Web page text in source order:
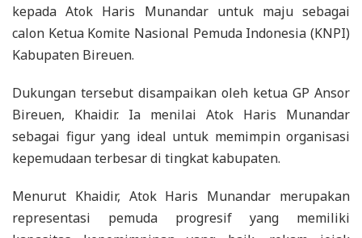
kepada Atok Haris Munandar untuk maju sebagai
calon Ketua Komite Nasional Pemuda Indonesia (KNPI)
Kabupaten Bireuen.
Dukungan tersebut disampaikan oleh ketua GP Ansor
Bireuen, Khaidir. Ia menilai Atok Haris Munandar
sebagai figur yang ideal untuk memimpin organisasi
kepemudaan terbesar di tingkat kabupaten.
Menurut Khaidir, Atok Haris Munandar merupakan
representasi pemuda progresif yang memiliki